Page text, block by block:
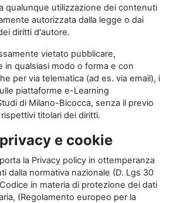
qualunque utilizzazione dei contenuti
autorizzata dalla legge o dai
diritti d'autore.
vietato pubblicare,
in qualsiasi modo o forma e con
per via telematica (ad es. via email), i
piattaforme e-Learning
di Milano-Bicocca, senza il previo
titolari dei diritti.
e cookie
la Privacy policy in ottemperanza
dalla normativa nazionale (D. Lgs 30
in materia di protezione dei dati
(Regolamento europeo per la